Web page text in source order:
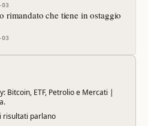
che tiene in ostaggio
Bitcoin, ETF, Petrolio e Mercati |
risultati parlano